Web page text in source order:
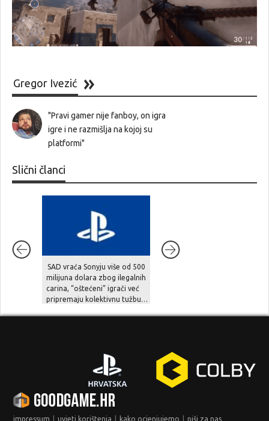
Gregor Ivezić
"Pravi gamer nije fanboy, on igra
igre i ne razmišlja na kojoj su
platformi"
Slični članci
SAD vraća Sonyju više od 500
milijuna dolara zbog ilegalnih
carina, “oštećeni” igrači već
pripremaju kolektivnu tužbu…
impressum uvjeti korištenja kako ocjenjujemo piši za nas